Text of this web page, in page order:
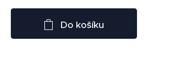
Do košíku